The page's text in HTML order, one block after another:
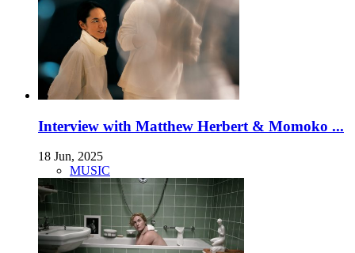
Interview with Matthew Herbert & Momoko ...
18 Jun, 2025
MUSIC